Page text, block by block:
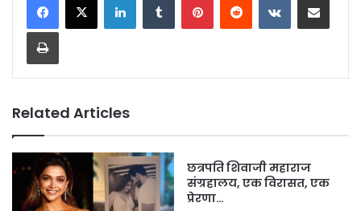
Print
Related Articles
छत्रपति शिवाजी महाराज
संग्रहालय, एक विरासत, एक
प्रेरणा…